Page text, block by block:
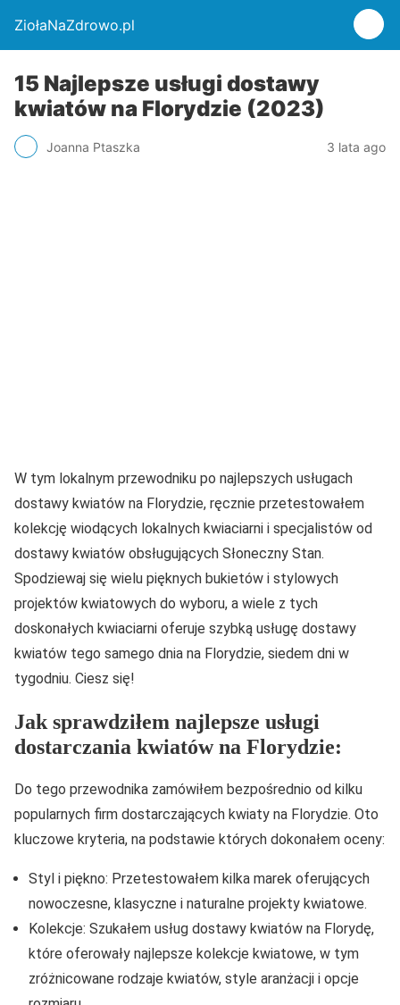
ZiołaNaZdrowo.pl
15 Najlepsze usługi dostawy
kwiatów na Florydzie (2023)
Joanna Ptaszka 3 lata ago
W tym lokalnym przewodniku po najlepszych usługach
dostawy kwiatów na Florydzie, ręcznie przetestowałem
kolekcję wiodących lokalnych kwiaciarni i specjalistów od
dostawy kwiatów obsługujących Słoneczny Stan.
Spodziewaj się wielu pięknych bukietów i stylowych
projektów kwiatowych do wyboru, a wiele z tych
doskonałych kwiaciarni oferuje szybką usługę dostawy
kwiatów tego samego dnia na Florydzie, siedem dni w
tygodniu. Ciesz się!
Jak sprawdziłem najlepsze usługi
dostarczania kwiatów na Florydzie:
Do tego przewodnika zamówiłem bezpośrednio od kilku
popularnych firm dostarczających kwiaty na Florydzie. Oto
kluczowe kryteria, na podstawie których dokonałem oceny:
Styl i piękno: Przetestowałem kilka marek oferujących
nowoczesne, klasyczne i naturalne projekty kwiatowe.
Kolekcje: Szukałem usług dostawy kwiatów na Florydę,
które oferowały najlepsze kolekcje kwiatowe, w tym
zróżnicowane rodzaje kwiatów, style aranżacji i opcje